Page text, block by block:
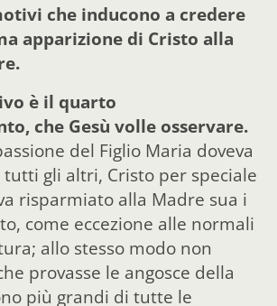
che inducono a credere
apparizione di Cristo alla
è il quarto
che Gesù volle osservare.
del Figlio Maria doveva
gli altri, Cristo per speciale
risparmiato alla Madre sua i
come eccezione alle normali
allo stesso modo non
provasse le angosce della
più grandi di tutte le